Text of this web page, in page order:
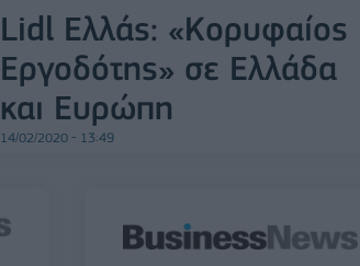
Lidl Ελλάς: «Κορυφαίος
Εργοδότης» σε Ελλάδα
και Ευρώπη
14/02/2020 - 13:49